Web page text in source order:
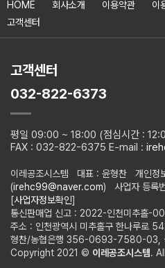
HOME 회사소개 이용약관 이
고객센터
고객센터
032-822-6373
평일 09:00 ~ 18:00 (점심시간 :
FAX : 032-822-6375 E-mail :
이레공조시스템 대표 : 윤형찬 개인정
(irehc99@naver.com) 사업자 등록
[사업자정보확인]
통신판매업 신고 : 2022-인천미추홀-
주소 : 인천광역시 미추홀구 한나루로
형찬/농협은행 356-0693-7580-03,
Copyright 2021 © 이레공조시스템.